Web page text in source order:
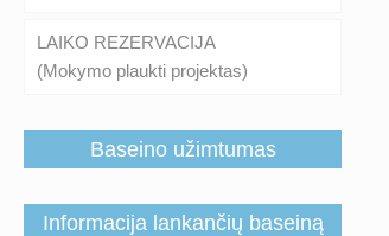
LAIKO REZERVACIJA
(Mokymo plaukti projektas)
Baseino užimtumas
Informacija lankančių baseiną